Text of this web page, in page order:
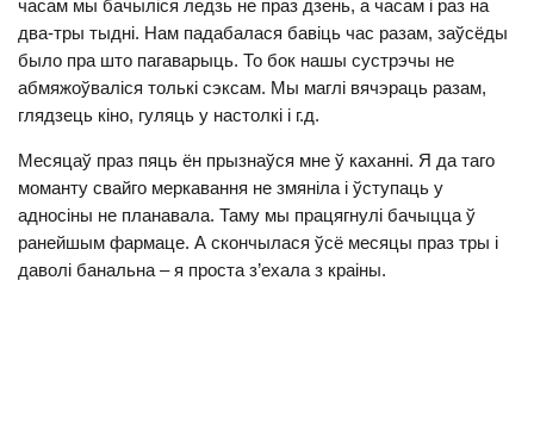
часам мы бачыліся ледзь не праз дзень, а часам і раз на
два-тры тыдні. Нам падабалася бавіць час разам, заўсёды
было пра што пагаварыць. То бок нашы сустрэчы не
абмяжоўваліся толькі сэксам. Мы маглі вячэраць разам,
глядзець кіно, гуляць у настолкі і г.д.
Месяцаў праз пяць ён прызнаўся мне ў каханні. Я да таго
моманту свайго меркавання не змяніла і ўступаць у
адносіны не планавала. Таму мы працягнулі бачыцца ў
ранейшым фармаце. А скончылася ўсё месяцы праз тры і
даволі банальна – я проста з’ехала з краіны.